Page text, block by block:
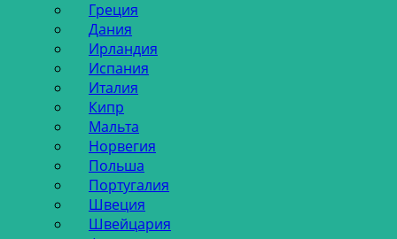
Греция
Дания
Ирландия
Испания
Италия
Кипр
Мальта
Норвегия
Польша
Португалия
Швеция
Швейцария